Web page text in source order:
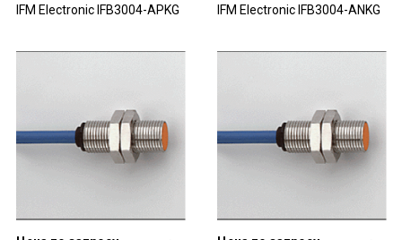
IFM Electronic IFB3004-APKG IFM Electronic IFB3004-ANKG